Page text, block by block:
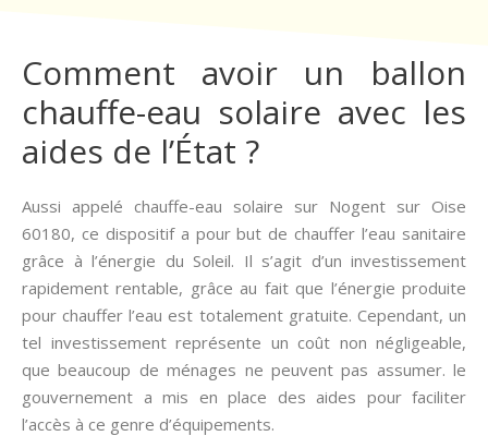
Comment avoir un ballon
chauffe-eau solaire avec les
aides de l’État ?
Aussi appelé chauffe-eau solaire sur Nogent sur Oise
60180, ce dispositif a pour but de chauffer l’eau sanitaire
grâce à l’énergie du Soleil. Il s’agit d’un investissement
rapidement rentable, grâce au fait que l’énergie produite
pour chauffer l’eau est totalement gratuite. Cependant, un
tel investissement représente un coût non négligeable,
que beaucoup de ménages ne peuvent pas assumer. le
gouvernement a mis en place des aides pour faciliter
l’accès à ce genre d’équipements.